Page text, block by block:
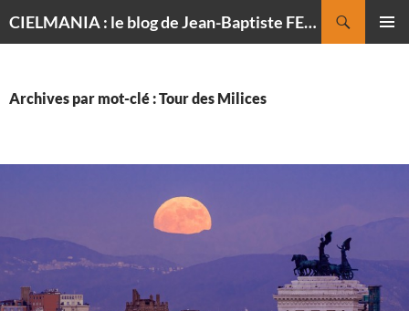
CIELMANIA : le blog de Jean-Baptiste FELDMANN, photographe du ciel
Archives par mot-clé : Tour des Milices